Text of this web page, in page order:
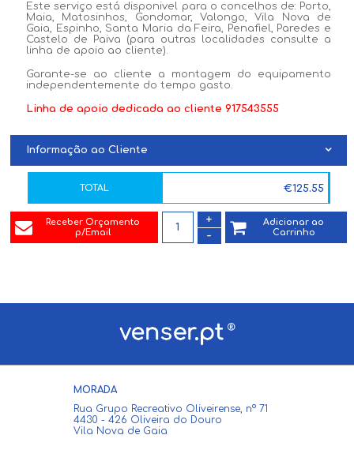
Este serviço está disponivel para o concelhos de: Porto,
Maia, Matosinhos, Gondomar, Valongo, Vila Nova de
Gaia, Espinho, Santa Maria da Feira, Penafiel, Paredes e
Castelo de Paiva (para outras localidades consulte a
linha de apoio ao cliente).
Garante-se ao cliente a montagem do equipamento
independentemente do tempo gasto.
Linha de apoio dedicada ao cliente 917543555
Informação ao Cliente
TOTAL €125.55
Receber Orçamento
p/Email
1
+
-
Adicionar ao
Carrinho
MORADA
Rua Grupo Recreativo Oliveirense, nº 71
4430 - 426 Oliveira do Douro
Vila Nova de Gaia